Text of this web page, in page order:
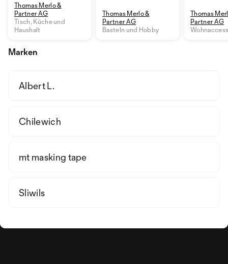
Thomas Merlo &
Partner AG
Tisch, Küche und
Haushalt
Thomas Merlo &
Partner AG
Basteln und Hobby
Thomas
Partner AG
Marken
Albert L.
Chilewich
mt masking tape
Sliwils